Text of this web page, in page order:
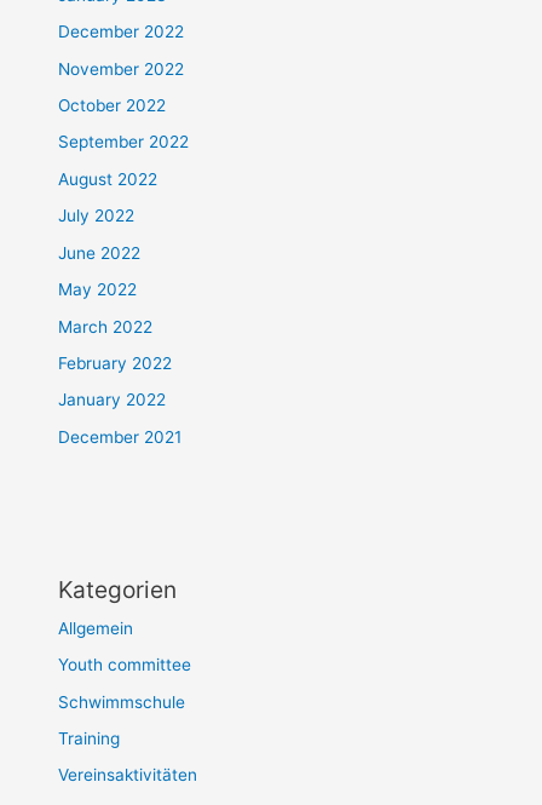
December 2022
November 2022
October 2022
September 2022
August 2022
July 2022
June 2022
May 2022
March 2022
February 2022
January 2022
December 2021
Kategorien
Allgemein
Youth committee
Schwimmschule
Training
Vereinsaktivitäten